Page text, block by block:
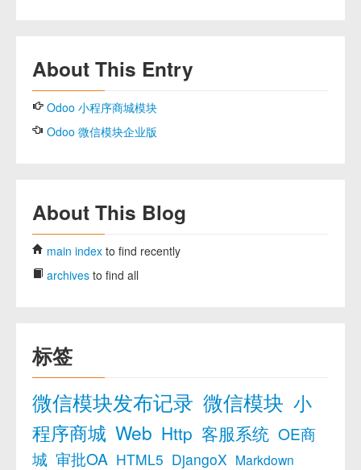
About This Entry
Odoo 小程序商城模块
Odoo 微信模块企业版
About This Blog
main index to find recently
archives to find all
标签
微信模块发布记录 微信模块 小
程序商城 Web Http 客服系统 OE商
城 审批OA HTML5 DjangoX Markdown